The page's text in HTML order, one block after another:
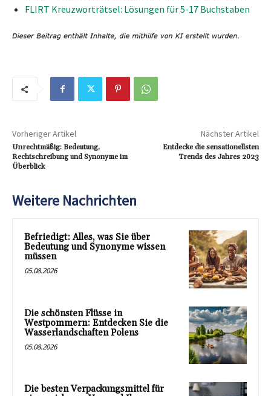
FLIRT Kreuzworträtsel: Lösungen für 5-17 Buchstaben
Vorheriger Artikel
Unrechtmäßig: Bedeutung,
Rechtschreibung und Synonyme im
Überblick
Nächster Artikel
Entdecke die sensationellsten
Trends des Jahres 2023
Weitere Nachrichten
Befriedigt: Alles, was Sie über
Bedeutung und Synonyme wissen
müssen
05.08.2026
Die schönsten Flüsse in
Westpommern: Entdecken Sie die
Wasserlandschaften Polens
05.08.2026
Die besten Verpackungsmittel für